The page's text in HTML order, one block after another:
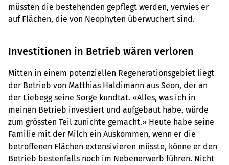
müssten die bestehenden gepflegt werden, verwies er
auf Flächen, die von Neophyten überwuchert sind.
Investitionen in Betrieb wären verloren
Mitten in einem potenziellen Regenerationsgebiet liegt
der Betrieb von Matthias Haldimann aus Seon, der an
der Liebegg seine Sorge kundtat. «Alles, was ich in
meinen Betrieb investiert und aufgebaut habe, würde
zum grössten Teil zunichte gemacht.» Heute habe seine
Familie mit der Milch ein Auskommen, wenn er die
betroffenen Flächen extensivieren müsste, könne er den
Betrieb bestenfalls noch im Nebenerwerb führen. Nicht